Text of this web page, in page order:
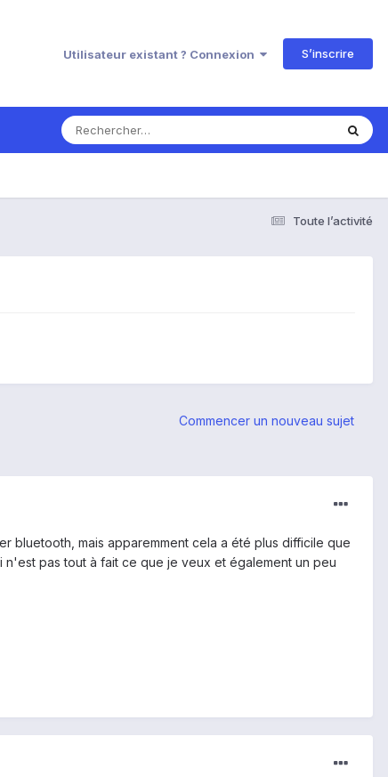
Utilisateur existant ? Connexion S’inscrire
Toute l’activité
Commencer un nouveau sujet
bluetooth, mais apparemment cela a été plus difficile que
pas tout à fait ce que je veux et également un peu